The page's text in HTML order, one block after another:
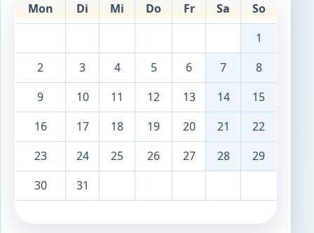
Mon Di Mi Do Fr Sa
So
1
2
3 4 5 6 7
8
9
10 11 12 13 14
15
16
17 18 19 20 21
22
23
24 25 26 27 28
29
30
31